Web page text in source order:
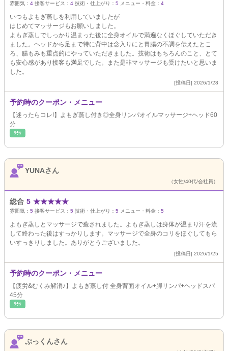
雰囲気： 4 接客サービス： 4 技術・仕上がり： 5 メニュー・料金： 4
いつもよもぎ蒸しを利用していましたが
はじめてマッサージもお願いしました。
よもぎ蒸しでしっかり温まった後に全身オイルで満遍なくほぐしていただき
ました。ヘッドから足まで特に背中は念入りにと胃腸の不調を伝えたとこ
ろ、腸もみも重点的にやっていただきました。技術はもちろんのこと、とて
も安心感があり接客も満足でした。また是非マッサージも受けたいと思いま
した。
[投稿日] 2026/1/28
予約時のクーポン・メニュー
【迷ったらコレ!】よもぎ蒸し付き◎全身リンパオイルマッサージ+ヘッド60
分
ﾘﾗｸ
YUNAさん
（女性/40代/会社員）
総合 5 ★★★★★
雰囲気： 5 接客サービス： 5 技術・仕上がり： 5 メニュー・料金： 5
よもぎ蒸しとマッサージで癒されました。よもぎ蒸しは身体が温まり汗を流
して終わった後はすっかりします。マッサージで全身のコリをほぐしてもら
いすっきりしました。ありがとうございました。
[投稿日] 2026/1/25
予約時のクーポン・メニュー
【疲労&むくみ解消♪】よもぎ蒸し付 全身背面オイル+脚リンパ+ヘッドスパ
45分
ﾘﾗｸ
ぷっくんさん